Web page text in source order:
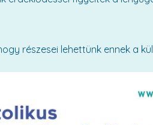
részesei lehettünk ennek a